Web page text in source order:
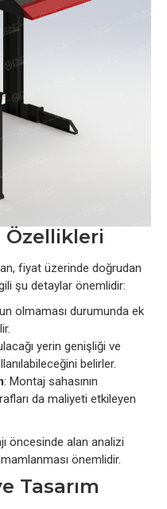
Özellikleri
fiyat üzerinde doğrudan
şu detaylar önemlidir:
olmaması durumunda ek
yerin genişliği ve
belirler.
: Montaj sahasının
da maliyeti etkileyen
öncesinde alan analizi
önemlidir.
Tasarım